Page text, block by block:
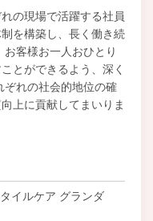
の現場で活躍する社員
を構築し、長く働き続
客様お一人おひとり
とができるよう、深く
ぞれの社会的地位の確
上に貢献してまいりま
イルケア グランダ